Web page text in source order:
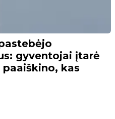
gyventojai įtarė
kas